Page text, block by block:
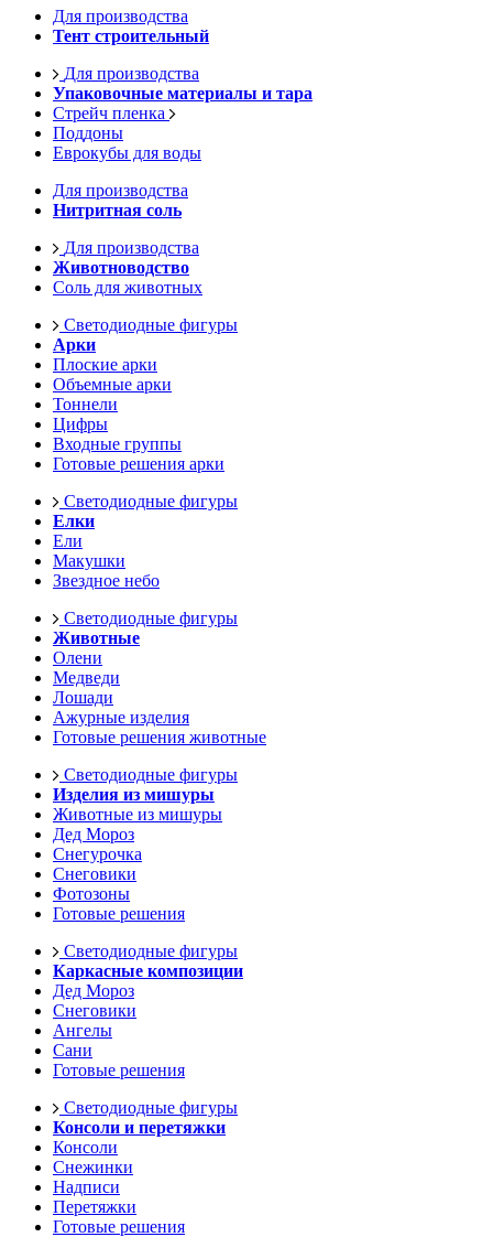
Для производства
Тент строительный
Для производства
Упаковочные материалы и тара
Стрейч пленка
Поддоны
Еврокубы для воды
Для производства
Нитритная соль
Для производства
Животноводство
Соль для животных
Светодиодные фигуры
Арки
Плоские арки
Объемные арки
Тоннели
Цифры
Входные группы
Готовые решения арки
Светодиодные фигуры
Елки
Ели
Макушки
Звездное небо
Светодиодные фигуры
Животные
Олени
Медведи
Лошади
Ажурные изделия
Готовые решения животные
Светодиодные фигуры
Изделия из мишуры
Животные из мишуры
Дед Мороз
Снегурочка
Снеговики
Фотозоны
Готовые решения
Светодиодные фигуры
Каркасные композиции
Дед Мороз
Снеговики
Ангелы
Сани
Готовые решения
Светодиодные фигуры
Консоли и перетяжки
Консоли
Снежинки
Надписи
Перетяжки
Готовые решения